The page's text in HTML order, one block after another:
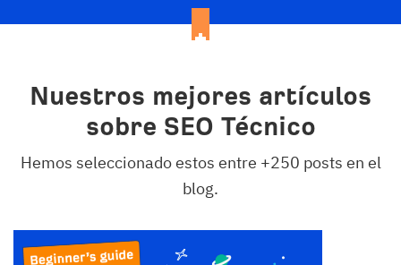
Nuestros mejores artículos
sobre SEO Técnico
Hemos seleccionado estos entre +250 posts en el
blog.